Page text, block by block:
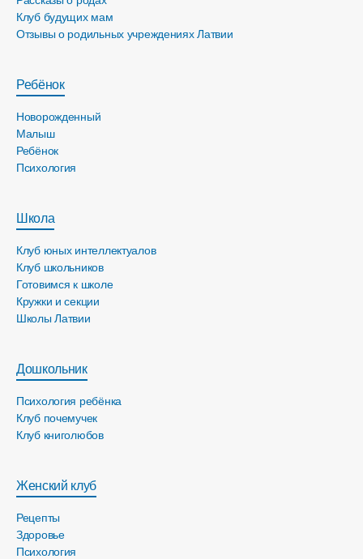
Клуб будущих мам
Отзывы о родильных учреждениях Латвии
Ребёнок
Новорожденный
Малыш
Ребёнок
Психология
Школа
Клуб юных интеллектуалов
Клуб школьников
Готовимся к школе
Кружки и секции
Школы Латвии
Дошкольник
Психология ребёнка
Клуб почемучек
Клуб книголюбов
Женский клуб
Рецепты
Здоровье
Психология